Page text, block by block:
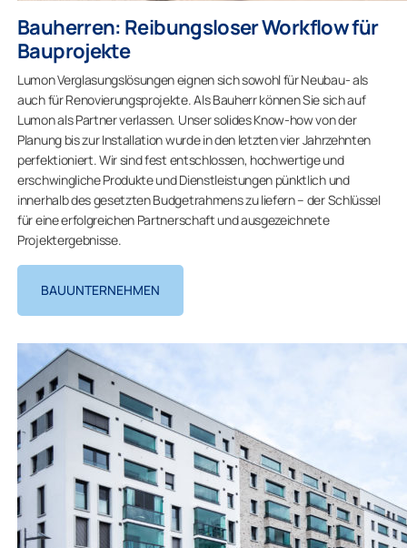
Bauherren: Reibungsloser Workflow für
Bauprojekte
Lumon Verglasungslösungen eignen sich sowohl für Neubau- als
auch für Renovierungsprojekte. Als Bauherr können Sie sich auf
Lumon als Partner verlassen. Unser solides Know-how von der
Planung bis zur Installation wurde in den letzten vier Jahrzehnten
perfektioniert. Wir sind fest entschlossen, hochwertige und
erschwingliche Produkte und Dienstleistungen pünktlich und
innerhalb des gesetzten Budgetrahmens zu liefern – der Schlüssel
für eine erfolgreichen Partnerschaft und ausgezeichnete
Projektergebnisse.
BAUUNTERNEHMEN